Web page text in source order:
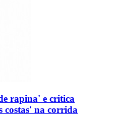
rapina' e critica
costas' na corrida